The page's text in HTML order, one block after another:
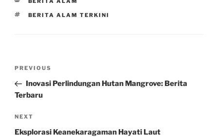
TAGS
BERITA ALAM TERKINI
Previous
Post
PREVIOUS
Inovasi Perlindungan Hutan Mangrove: Berita
Terbaru
Next
Post
NEXT
Eksplorasi Keanekaragaman Hayati Laut